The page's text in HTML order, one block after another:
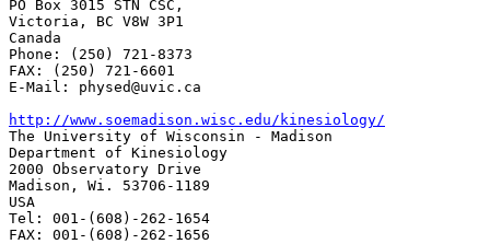
PO Box 3015 STN CSC,
Victoria, BC V8W 3P1
Canada
Phone: (250) 721-8373
FAX: (250) 721-6601
E-Mail: physed@uvic.ca
http://www.soemadison.wisc.edu/kinesiology/
The University of Wisconsin - Madison
Department of Kinesiology
2000 Observatory Drive
Madison, Wi. 53706-1189
USA
Tel: 001-(608)-262-1654
FAX: 001-(608)-262-1656